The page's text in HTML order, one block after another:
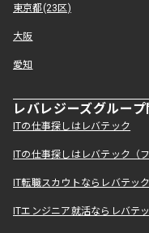
東京都(23区)
大阪
愛知
レバレジーズグルー
ITの仕事探しはレバテック
ITの仕事探しはレバテック（
IT転職スカウトならレバテッ
ITエンジニア就活ならレバテ